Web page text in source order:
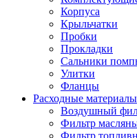
Корпуса
Крыльчатки
Пробки
Прокладки
Сальники
Улитки
Фланцы
Расходные материалы
Воздушный
Фильтр
Фильтр